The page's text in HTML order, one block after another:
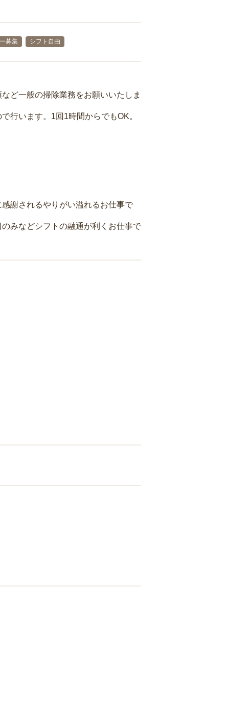
募集 シフト自由
ど一般の掃除業務をお願いいたしま
行います。1回1時間からでもOK。
謝されるやりがい溢れるお仕事で
みなどシフトの融通が利くお仕事で